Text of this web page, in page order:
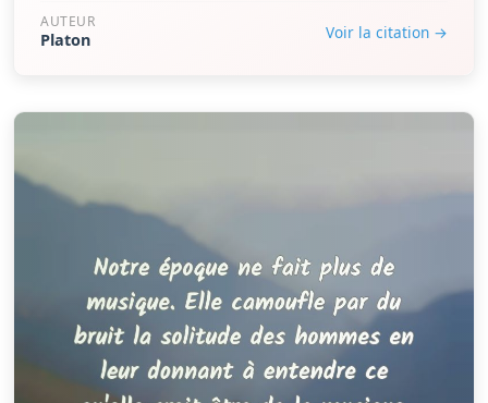
AUTEUR
Platon Voir la citation →